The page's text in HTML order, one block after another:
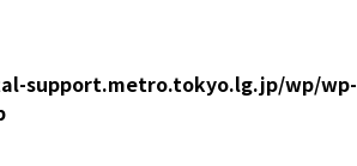
support.metro.tokyo.lg.jp/wp/wp-